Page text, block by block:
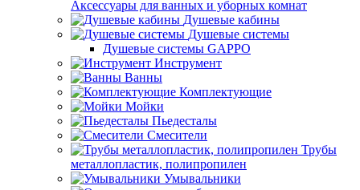
Аксессуары для ванных и уборных комнат
Душевые кабины
Душевые системы
Душевые системы GAPPO
Инструмент
Ванны
Комплектующие
Мойки
Пьедесталы
Смесители
Трубы
металлопластик, полипропилен
Умывальники